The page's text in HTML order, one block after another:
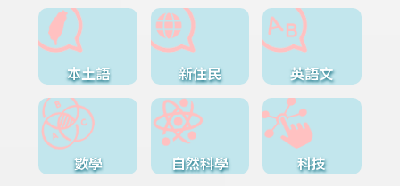
本土語 新住民 英語文
數學 自然科學 科技